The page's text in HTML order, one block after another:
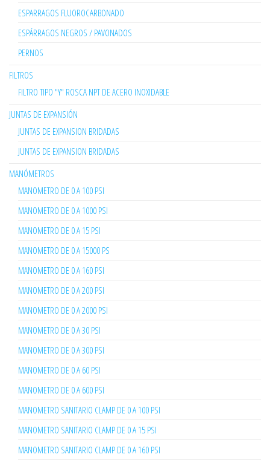
ESPARRAGOS FLUOROCARBONADO
ESPÁRRAGOS NEGROS / PAVONADOS
PERNOS
FILTROS
FILTRO TIPO "Y" ROSCA NPT DE ACERO INOXIDABLE
JUNTAS DE EXPANSIÓN
JUNTAS DE EXPANSION BRIDADAS
JUNTAS DE EXPANSION BRIDADAS
MANÓMETROS
MANOMETRO DE 0 A 100 PSI
MANOMETRO DE 0 A 1000 PSI
MANOMETRO DE 0 A 15 PSI
MANOMETRO DE 0 A 15000 PS
MANOMETRO DE 0 A 160 PSI
MANOMETRO DE 0 A 200 PSI
MANOMETRO DE 0 A 2000 PSI
MANOMETRO DE 0 A 30 PSI
MANOMETRO DE 0 A 300 PSI
MANOMETRO DE 0 A 60 PSI
MANOMETRO DE 0 A 600 PSI
MANOMETRO SANITARIO CLAMP DE 0 A 100 PSI
MANOMETRO SANITARIO CLAMP DE 0 A 15 PSI
MANOMETRO SANITARIO CLAMP DE 0 A 160 PSI